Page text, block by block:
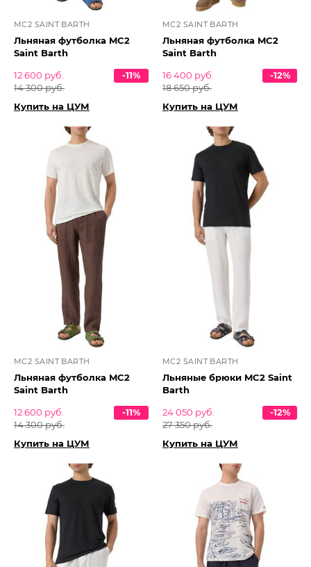
MC2 SAINT BARTH
Льняная футболка MC2
Saint Barth
12 600 руб.
14 300 руб.
-11%
Купить на ЦУМ
MC2 SAINT BARTH
Льняная футболка MC2
Saint Barth
16 400 руб.
18 650 руб.
-12%
Купить на ЦУМ
MC2 SAINT BARTH
Льняная футболка MC2
Saint Barth
12 600 руб.
14 300 руб.
-11%
Купить на ЦУМ
MC2 SAINT BARTH
Льняные брюки MC2 Saint
Barth
24 050 руб.
27 350 руб.
-12%
Купить на ЦУМ